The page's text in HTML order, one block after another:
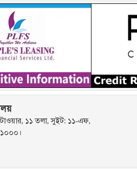
১১ তলা, সুইট: ১১-এফ,
১০০০।